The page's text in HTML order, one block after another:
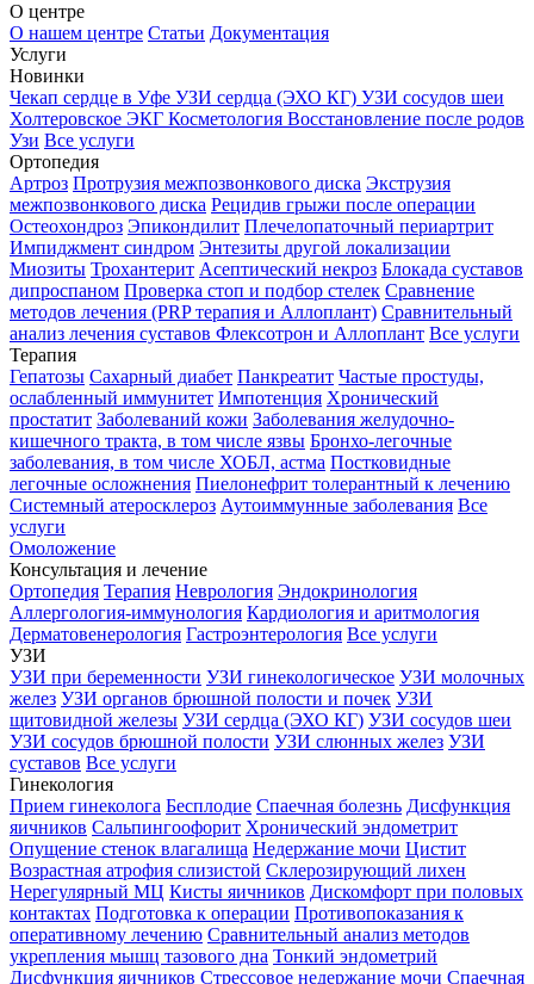
О центре
О нашем центре Статьи Документация
Услуги
Новинки
Чекап сердце в Уфе УЗИ сердца (ЭХО КГ) УЗИ сосудов шеи
Холтеровское ЭКГ Косметология Восстановление после родов
Узи Все услуги
Ортопедия
Артроз Протрузия межпозвонкового диска Экструзия
межпозвонкового диска Рецидив грыжи после операции
Остеохондроз Эпикондилит Плечелопаточный периартрит
Импиджмент синдром Энтезиты другой локализации
Миозиты Трохантерит Асептический некроз Блокада суставов
дипроспаном Проверка стоп и подбор стелек Сравнение
методов лечения (PRP терапия и Аллоплант) Сравнительный
анализ лечения суставов Флексотрон и Аллоплант Все услуги
Терапия
Гепатозы Сахарный диабет Панкреатит Частые простуды,
ослабленный иммунитет Импотенция Хронический
простатит Заболеваний кожи Заболевания желудочно-
кишечного тракта, в том числе язвы Бронхо-легочные
заболевания, в том числе ХОБЛ, астма Постковидные
легочные осложнения Пиелонефрит толерантный к лечению
Системный атеросклероз Аутоиммунные заболевания Все
услуги
Омоложение
Консультация и лечение
Ортопедия Терапия Неврология Эндокринология
Аллергология-иммунология Кардиология и аритмология
Дерматовенерология Гастроэнтерология Все услуги
УЗИ
УЗИ при беременности УЗИ гинекологическое УЗИ молочных
желез УЗИ органов брюшной полости и почек УЗИ
щитовидной железы УЗИ сердца (ЭХО КГ) УЗИ сосудов шеи
УЗИ сосудов брюшной полости УЗИ слюнных желез УЗИ
суставов Все услуги
Гинекология
Прием гинеколога Бесплодие Спаечная болезнь Дисфункция
яичников Сальпингоофорит Хронический эндометрит
Опущение стенок влагалища Недержание мочи Цистит
Возрастная атрофия слизистой Склерозирующий лихен
Нерегулярный МЦ Кисты яичников Дискомфорт при половых
контактах Подготовка к операции Противопоказания к
оперативному лечению Сравнительный анализ методов
укрепления мышц тазового дна Тонкий эндометрий
Дисфункция яичников Стрессовое недержание мочи Спаечная